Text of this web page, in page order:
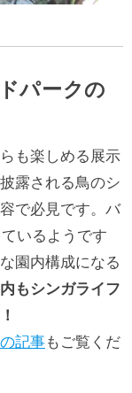
パークの
も楽しめる展示
露される鳥のシ
で必見です。バ
いるようです
園内構成になる
もシンガライフ
記事もご覧くだ